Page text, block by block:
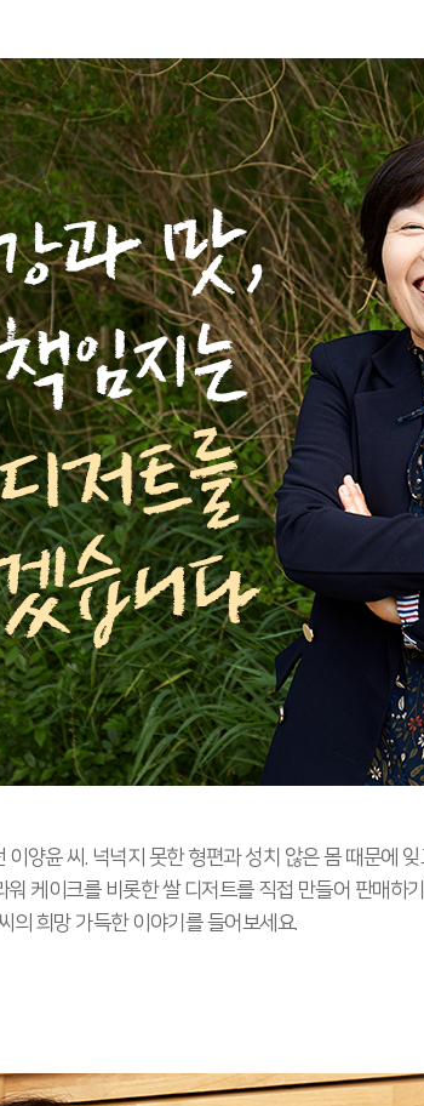
양윤 씨. 넉넉지 못한 형편과 성치 않은 몸 때문에
케이크를 비롯한 쌀 디저트를 직접 만들어 판매하
의 희망 가득한 이야기를 들어보세요.